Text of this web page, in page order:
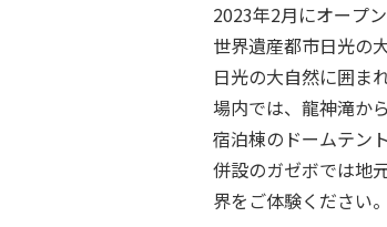
2023年2月にオープ
世界遺産都市日光の
日光の大自然に囲ま
場内では、龍神滝か
宿泊棟のドームテン
併設のガゼボでは地
界をご体験ください。